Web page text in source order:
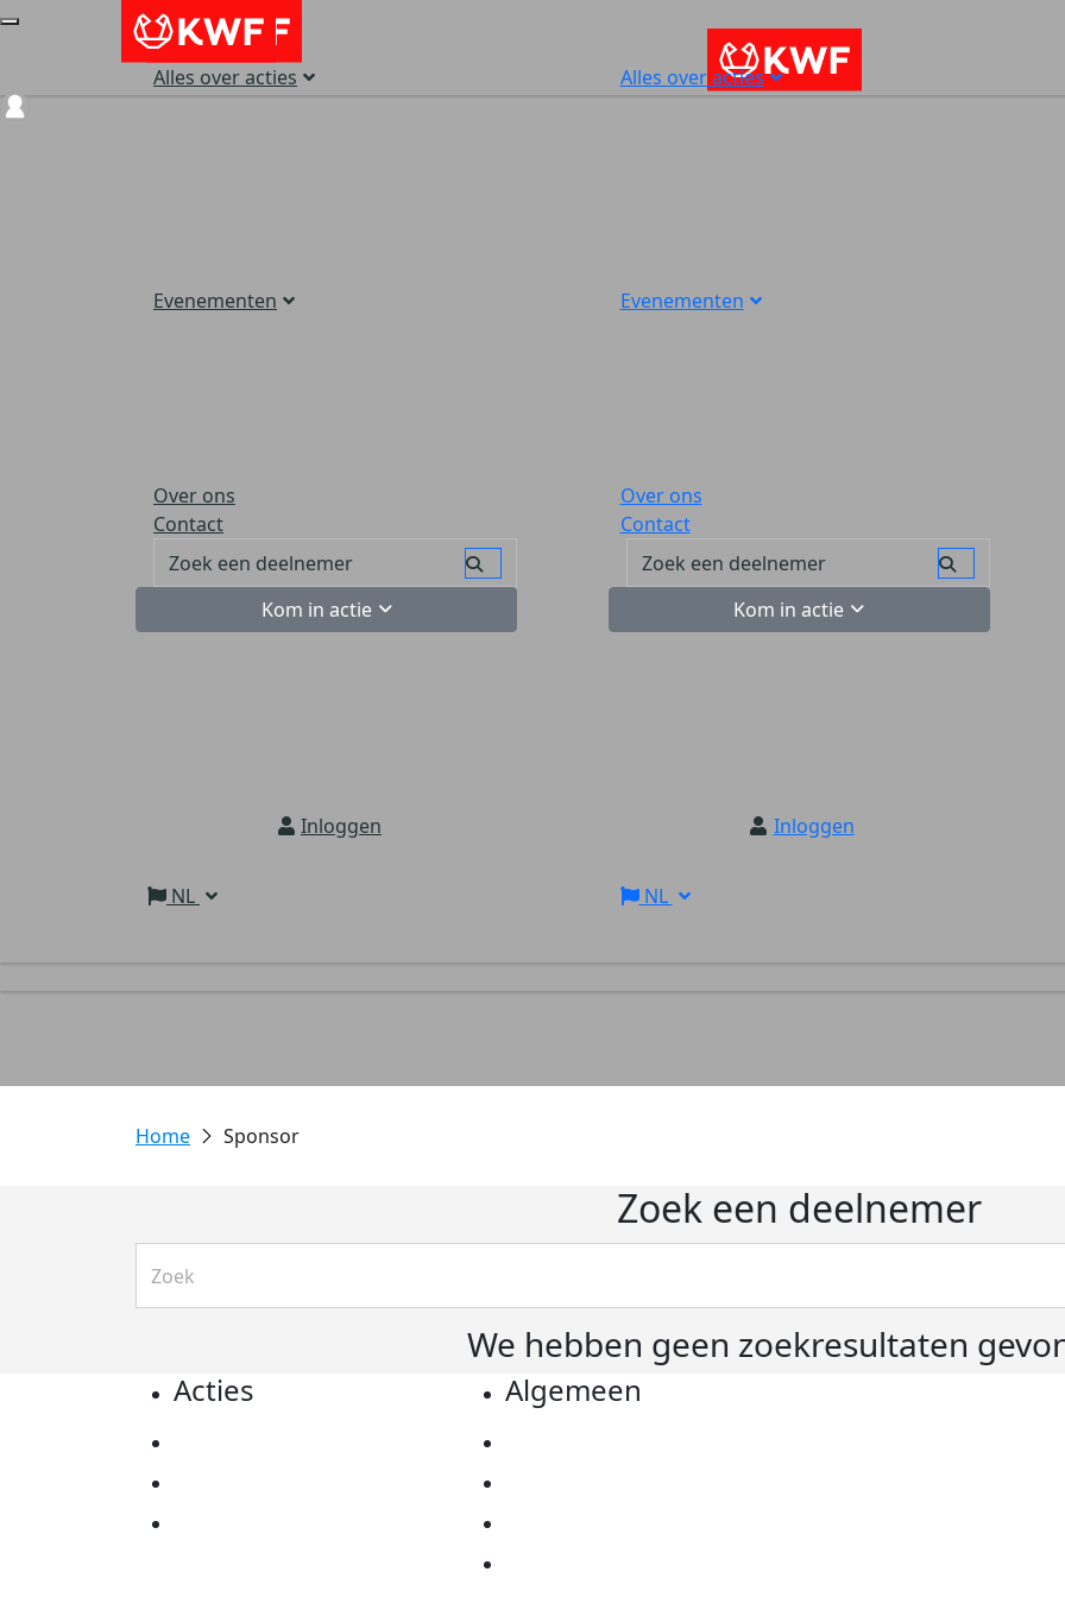
Alles over acties
Evenementen
Over ons
Contact
Kom in actie
Inloggen
NL
Alles over acties
Evenementen
Over ons
Contact
Kom in actie
Inloggen
NL
Sponsor
Zoek een deelnemer
We hebben geen zoekresultaten
Acties Algemeen